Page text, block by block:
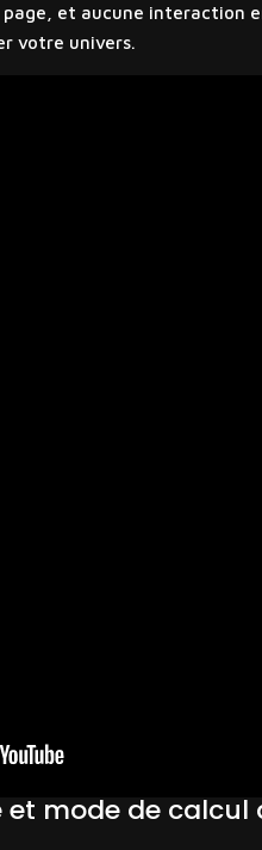
page, et aucune
votre univers.
mode de calcul